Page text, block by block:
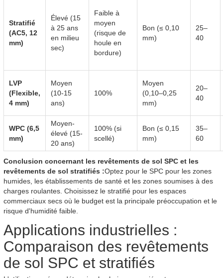
Stratifié
(AC5, 12
mm)
Élevé (15
à 25 ans
en milieu
sec)
Faible à
moyen
(risque de
houle en
bordure)
Bon (≤ 0,10
mm)
25–
40
LVP
(Flexible,
4 mm)
Moyen
(10-15
ans)
100%
Moyen
(0,10–0,25
mm)
20–
40
WPC (6,5
mm)
Moyen-
élevé (15-
20 ans)
100% (si
scellé)
Bon (≤ 0,15
mm)
35–
60
Conclusion concernant les revêtements de sol SPC et les
revêtements de sol stratifiés :Optez pour le SPC pour les zones
humides, les établissements de santé et les zones soumises à des
charges roulantes. Choisissez le stratifié pour les espaces
commerciaux secs où le budget est la principale préoccupation et le
risque d'humidité faible.
Applications industrielles :
Comparaison des revêtements
de sol SPC et stratifiés